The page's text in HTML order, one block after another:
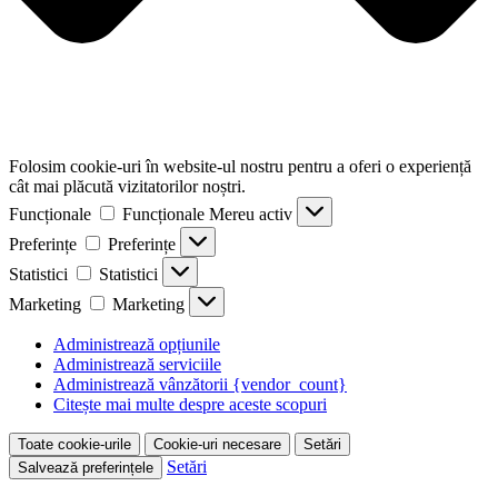
Folosim cookie-uri în website-ul nostru pentru a oferi o experiență
cât mai plăcută vizitatorilor noștri.
Funcționale
Funcționale Mereu activ
Preferințe
Preferințe
Statistici
Statistici
Marketing
Marketing
Administrează opțiunile
Administrează serviciile
Administrează vânzătorii {vendor_count}
Citește mai multe despre aceste scopuri
Toate cookie-urile Cookie-uri necesare
Setări
Salvează preferințele
Setări